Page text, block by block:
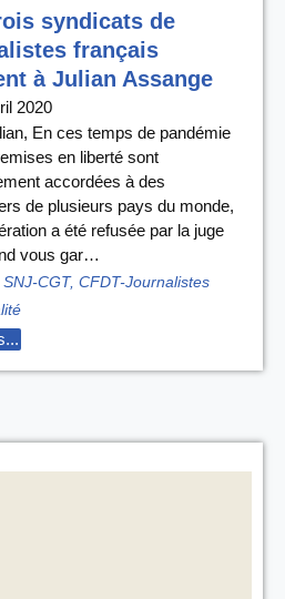
syndicats de
français
à Julian Assange
2020
En ces temps de pandémie
en liberté sont
accordées à des
de plusieurs pays du monde,
a été refusée par la juge
vous gar…
SNJ-CGT, CFDT-Journalistes